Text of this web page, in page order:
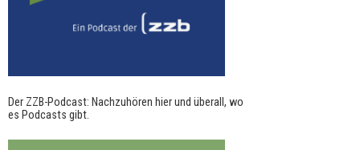
Der ZZB-Podcast: Nachzuhören hier und überall, wo
es Podcasts gibt.